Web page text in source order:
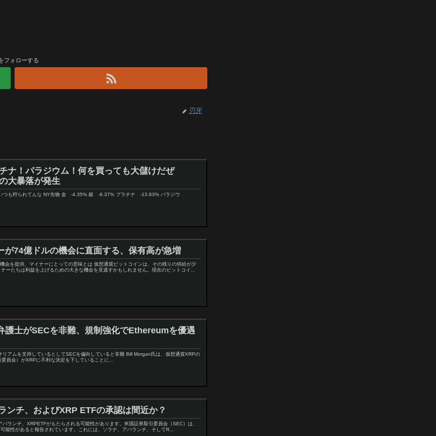
フォローする
刃牙
ナ！パラジウム！何を買っても大儲けだぜ
大暴落が発生
つも狩られてんな NY先物 金 -4.35% 銀 -6.37% プラチナ -13.83% パラジウ
が74億ドルの機会に直面する、保有高が急増
会を提供、マイナーにとっての意味とは 仮想通貨ビットコインは、その残りの供給が少
ーたちは利益を上げるための大きな機会を見逃すかもしれません。現在のビットコイ...
護士がSECを非難、規制強化でEthereumを優遇
アムを支持しているとしてSECを偏向していると非難 Bill Morgan氏は、仮想通貨XRPの
員会）がXRPに不利な決定を下していることに...
ンチ、およびXRP ETFの承認は間近か？
ランチ、XRPETFがもたらされる可能性があります。米国証券取引委員会（SEC）は、
能性があると報告されています。これには、ソラナ、アバランチ、そしてR...